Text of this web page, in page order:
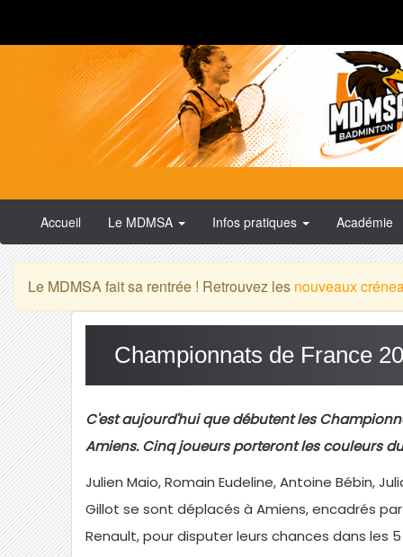
Accueil Le MDMSA Infos pratiques Académie
Le MDMSA fait sa rentrée ! Retrouvez les nouveaux
Championnats de France
C'est aujourd'hui que débutent les
Amiens. Cinq joueurs porteront les couleurs
Julien Maio, Romain Eudeline, Antoine Bébin,
Gillot se sont déplacés à Amiens, encadrés
Renault, pour disputer leurs chances dans les